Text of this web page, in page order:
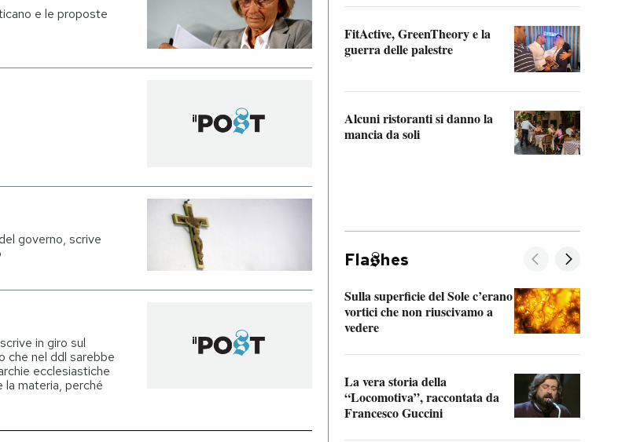
e le proposte
governo, scrive
in giro sul
che nel ddl sarebbe
ecclesiastiche
materia, perché
FitActive, GreenTheory e la
guerra delle palestre
Alcuni ristoranti si danno la
mancia da soli
Fla hes
Sulla superficie del Sole c’erano
vortici che non riuscivamo a
vedere
La vera storia della
“Locomotiva”, raccontata da
Francesco Guccini